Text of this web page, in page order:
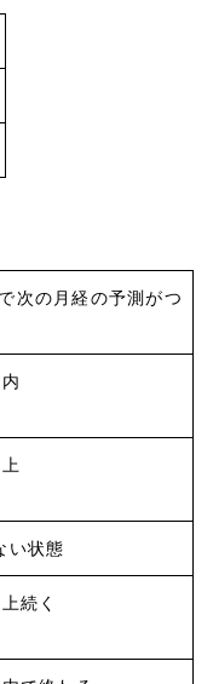
次の月経の予測がつ
い状態
続く